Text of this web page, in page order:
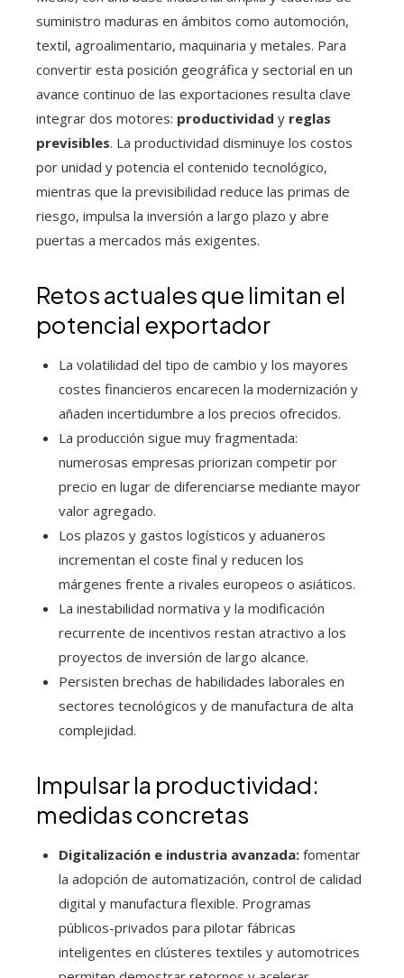
suministro maduras en ámbitos como automoción,
textil, agroalimentario, maquinaria y metales. Para
convertir esta posición geográfica y sectorial en un
avance continuo de las exportaciones resulta clave
integrar dos motores: productividad y reglas
previsibles. La productividad disminuye los costos
por unidad y potencia el contenido tecnológico,
mientras que la previsibilidad reduce las primas de
riesgo, impulsa la inversión a largo plazo y abre
puertas a mercados más exigentes.
Retos actuales que limitan el
potencial exportador
La volatilidad del tipo de cambio y los mayores
costes financieros encarecen la modernización y
añaden incertidumbre a los precios ofrecidos.
La producción sigue muy fragmentada:
numerosas empresas priorizan competir por
precio en lugar de diferenciarse mediante mayor
valor agregado.
Los plazos y gastos logísticos y aduaneros
incrementan el coste final y reducen los
márgenes frente a rivales europeos o asiáticos.
La inestabilidad normativa y la modificación
recurrente de incentivos restan atractivo a los
proyectos de inversión de largo alcance.
Persisten brechas de habilidades laborales en
sectores tecnológicos y de manufactura de alta
complejidad.
Impulsar la productividad:
medidas concretas
Digitalización e industria avanzada: fomentar
la adopción de automatización, control de calidad
digital y manufactura flexible. Programas
públicos-privados para pilotar fábricas
inteligentes en clústeres textiles y automotrices